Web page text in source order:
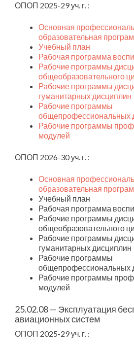
ОПОП 2025-29 уч. г. :
Основная
образовательная
Учебный план
Рабочая программа
Рабочие программы
общеобразовательного
Рабочие программы
гуманитарных дисциплин
Рабочие программы
общепрофессиональных
Рабочие программы
модулей
ОПОП 2026-30 уч. г. :
Основная
образовательная
Учебный план
Рабочая программа
Рабочие программы
общеобразовательного
Рабочие программы
гуманитарных дисциплин
Рабочие программы
общепрофессиональных
Рабочие программы
модулей
25.02.08 — Эксплуатация
авиационных систем
ОПОП 2025-29 уч. г. :